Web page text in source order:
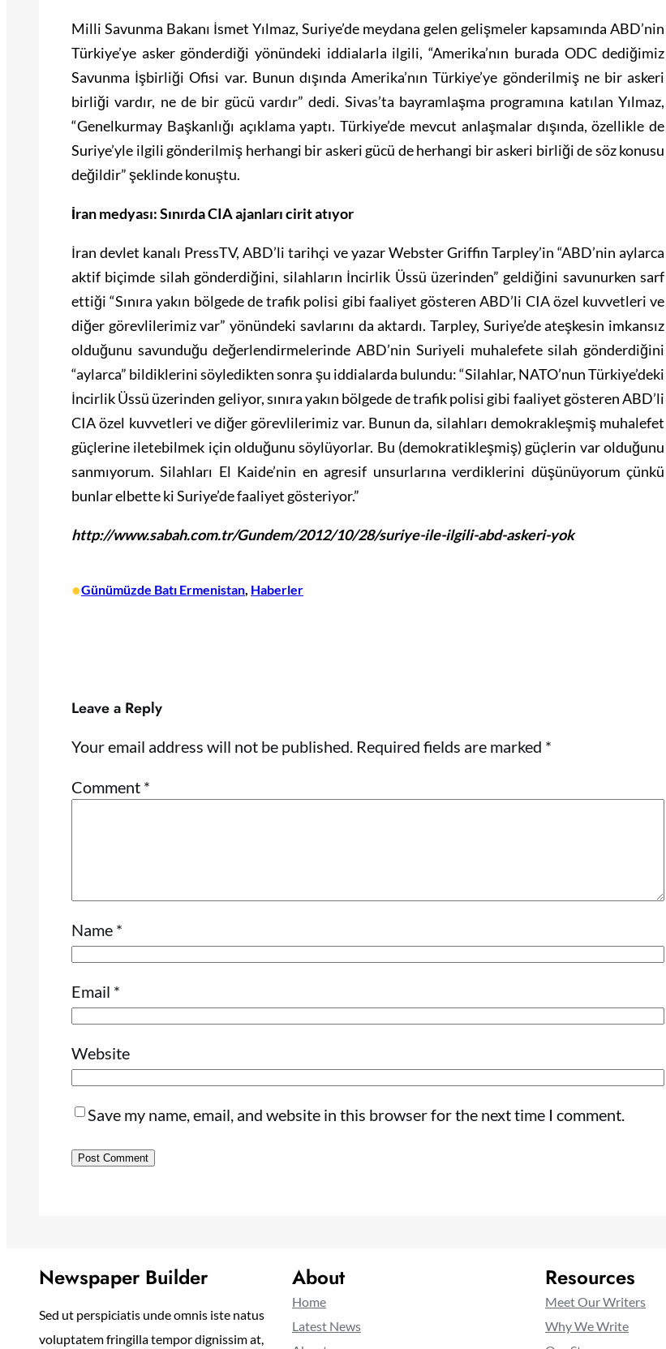
Milli Savunma Bakanı İsmet Yılmaz, Suriye’de meydana gelen gelişmeler kapsamında ABD’nin
Türkiye’ye asker gönderdiği yönündeki iddialarla ilgili, “Amerika’nın burada ODC dediğimiz
Savunma İşbirliği Ofisi var. Bunun dışında Amerika’nın Türkiye’ye gönderilmiş ne bir askeri
birliği vardır, ne de bir gücü vardır” dedi. Sivas’ta bayramlaşma programına katılan Yılmaz,
“Genelkurmay Başkanlığı açıklama yaptı. Türkiye’de mevcut anlaşmalar dışında, özellikle de
Suriye’yle ilgili gönderilmiş herhangi bir askeri gücü de herhangi bir askeri birliği de söz konusu
değildir” şeklinde konuştu.
İran medyası: Sınırda CIA ajanları cirit atıyor
İran devlet kanalı PressTV, ABD’li tarihçi ve yazar Webster Griffin Tarpley’in “ABD’nin aylarca
aktif biçimde silah gönderdiğini, silahların İncirlik Üssü üzerinden” geldiğini savunurken sarf
ettiği “Sınıra yakın bölgede de trafik polisi gibi faaliyet gösteren ABD’li CIA özel kuvvetleri ve
diğer görevlilerimiz var” yönündeki savlarını da aktardı. Tarpley, Suriye’de ateşkesin imkansız
olduğunu savunduğu değerlendirmelerinde ABD’nin Suriyeli muhalefete silah gönderdiğini
“aylarca” bildiklerini söyledikten sonra şu iddialarda bulundu: “Silahlar, NATO’nun Türkiye’deki
İncirlik Üssü üzerinden geliyor, sınıra yakın bölgede de trafik polisi gibi faaliyet gösteren ABD’li
CIA özel kuvvetleri ve diğer görevlilerimiz var. Bunun da, silahları demokrakleşmiş muhalefet
güçlerine iletebilmek için olduğunu söylüyorlar. Bu (demokratikleşmiş) güçlerin var olduğunu
sanmıyorum. Silahları El Kaide’nin en agresif unsurlarına verdiklerini düşünüyorum çünkü
bunlar elbette ki Suriye’de faaliyet gösteriyor.”
http://www.sabah.com.tr/Gundem/2012/10/28/suriye-ile-ilgili-abd-askeri-yok
•Günümüzde Batı Ermenistan, Haberler
Leave a Reply
Your email address will not be published. Required fields are marked *
Comment *
Name *
Email *
Website
Save my name, email, and website in this browser for the next time I comment.
Newspaper Builder
Sed ut perspiciatis unde omnis iste natus
voluptatem fringilla tempor dignissim at,
About
Home
Latest News
Resources
Meet Our Writers
Why We Write